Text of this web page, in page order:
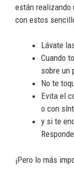
están realizando
con estos
Lávate
Cuando
sobre un
No te
Evita el
o con
y si te
¡Pero lo más